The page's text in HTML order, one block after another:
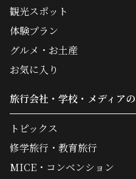
観光スポット
体験プラン
グルメ・お土産
お気に入り
旅行会社・学校・メディア
トピックス
修学旅行・教育旅行
MICE・コンベンション